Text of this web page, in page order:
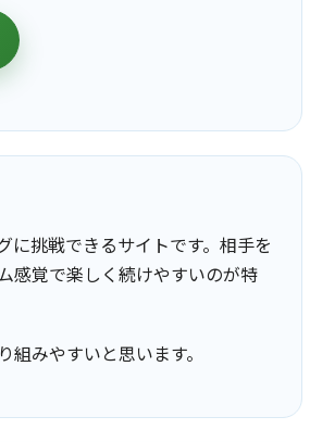
に挑戦できるサイトです。相手を
感覚で楽しく続けやすいのが特
みやすいと思います。